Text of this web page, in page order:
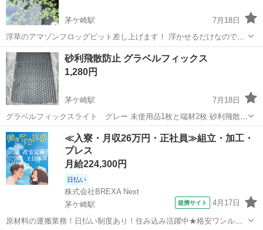
茅ケ崎駅
7月18日
浮草のアマゾンフロッグピット差し上げます！ 浮かせるだけなので、
ビオトープにも水槽にもおすすめです。 サイズや葉数はランダムにな
りますが、たくさんありますので1株を1として、10でも20でもお好き
な数仰ってください。 ミナ...
神奈川 茅ヶ崎市 茅ケ崎駅 その他
砂利飛散防止 グラベルフィックス
1,280円
茅ケ崎駅
7月18日
グラベルフィックスライト グレー 未使用品1枚と端材2枚 砂利飛散防
止 グラベルフィックスライト グレー 地面に置いて、砂利を入れて使
います。防草シート付き 砂利の固定ができます。砂利が動かないの
で、砂利敷きの上を自転車...
神奈川 茅ヶ崎市 茅ケ崎駅 その他
≪入寮・月収26万円・正社員≫組立・加工・
プレス
月給224,300円
日払い
株式会社BREXA Next
茅ケ崎駅
提携サイト 4月17日
原材料の運搬業務！日払い制度あり！住み込み活躍中★格安ワンルー